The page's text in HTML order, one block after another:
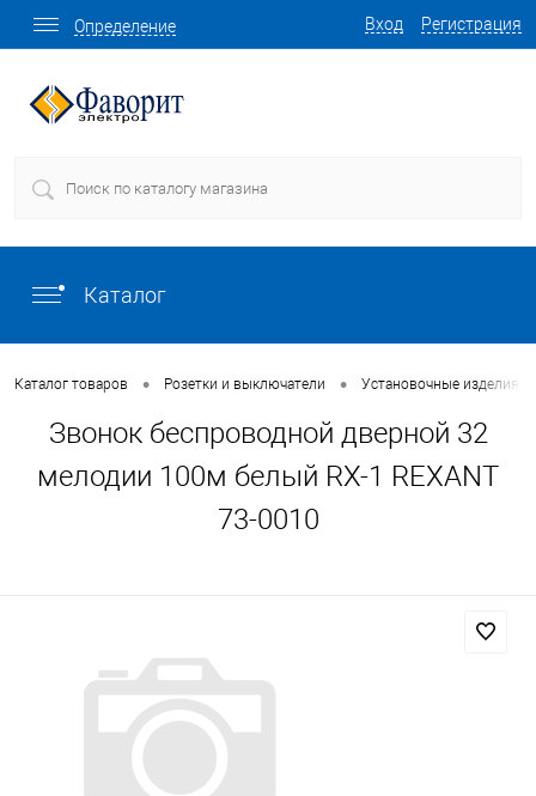
Вход Регистрация
Определение
Каталог
Каталог товаров • Розетки и выключатели • Установочные изделия
Звонок беспроводной дверной 32
мелодии 100м белый RX-1 REXANT
73-0010